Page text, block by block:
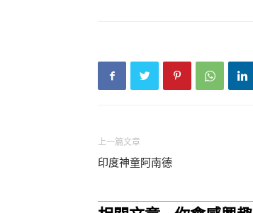
上一篇文章
印度神童阿南德